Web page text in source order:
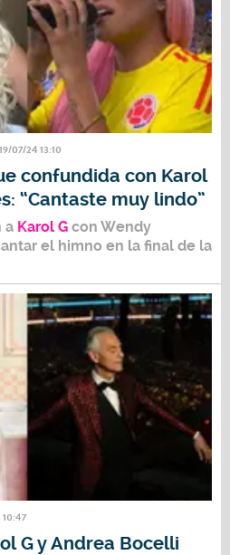
07/24 13:10
confundida con Karol
“Cantaste muy lindo”
a Karol G con Wendy
el himno en la final de la
10:47
G y Andrea Bocelli